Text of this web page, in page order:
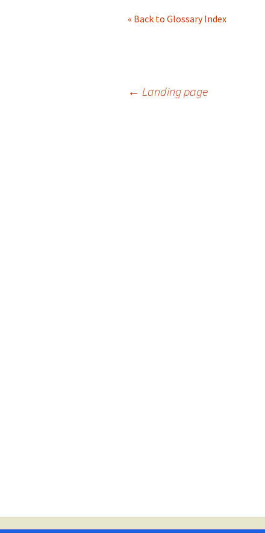
« Back to Glossary Index
Navigation
← Landing page